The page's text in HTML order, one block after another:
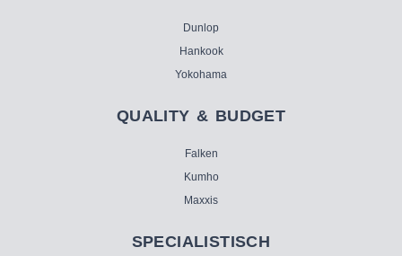
Dunlop
Hankook
Yokohama
QUALITY & BUDGET
Falken
Kumho
Maxxis
SPECIALISTISCH